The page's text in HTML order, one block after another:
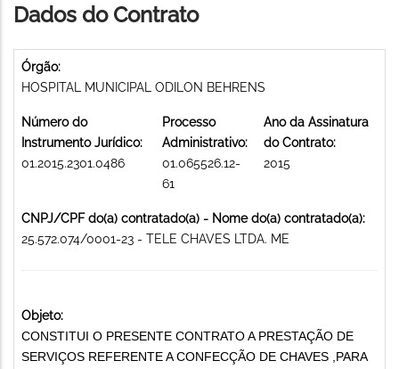
Dados do Contrato
Órgão:
HOSPITAL MUNICIPAL ODILON BEHRENS
Número do
Instrumento Jurídico:
01.2015.2301.0486
Processo
Administrativo:
01.065526.12-
61
Ano da Assinatura
do Contrato:
2015
CNPJ/CPF do(a) contratado(a) - Nome do(a) contratado(a):
25.572.074/0001-23 - TELE CHAVES LTDA. ME
Objeto:
CONSTITUI O PRESENTE CONTRATO A PRESTAÇÃO DE
SERVIÇOS REFERENTE A CONFECÇÃO DE CHAVES ,PARA